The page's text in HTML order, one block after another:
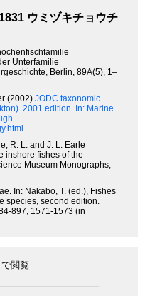
ウミヅキチョウチ
Unterfamilie
Berlin, 89A(5), 1–
(2002) JODC taxonomic
2001 edition. In: Marine
R. L. and J. L. Earle
inshore fishes of the
Museum Monographs,
In: Nakabo, T. (ed.), Fishes
species, second edition.
897, 1571-1573 (in
閲覧